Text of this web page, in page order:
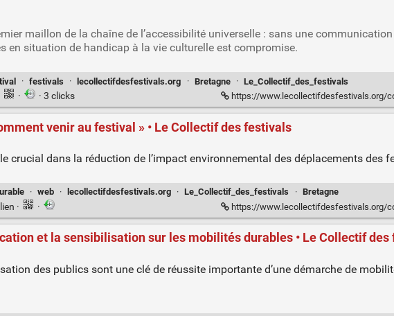
maillon de la chaîne de l’accessibilité universelle : sans une
en situation de handicap à la vie culturelle est compromise.
· festivals · lecollectifdesfestivals.org · Bretagne · Le_Collectif_des_festivals
· · 3 clicks https://www.lecollectifdesfestivals.org/collectif/2025/04/rendre-sa-
venir au festival » • Le Collectif des festivals
crucial dans la réduction de l’impact environnemental des déplacements des
· web · lecollectifdesfestivals.org · Le_Collectif_des_festivals · Bretagne
· · https://www.lecollectifdesfestivals.org/collectif/2025/02/
et la sensibilisation sur les mobilités durables • Le Collectif des
des publics sont une clé de réussite importante d’une démarche de